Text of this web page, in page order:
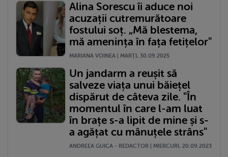
Alina Sorescu îi aduce noi
acuzații cutremurătoare
fostului soț. „Mă blestema,
mă amenința în fața fetițelor"
MARIANA VOINEA | MARŢI, 30.09.2025
Un jandarm a reușit să
salveze viața unui băiețel
dispărut de câteva zile. "În
momentul în care l-am luat
în brațe s-a lipit de mine și s-
a agățat cu mânuțele strâns"
ANDREEA GUICA - REDACTOR | MIERCURI, 20.09.2023